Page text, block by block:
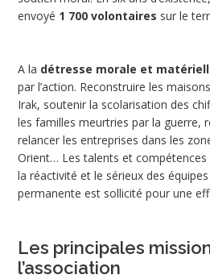
envoyé 1 700 volontaires sur le
A la détresse morale et
par l’action. Reconstruire les
Irak, soutenir la scolarisation des
les familles meurtries par la guerre,
relancer les entreprises dans les
Orient… Les talents et
la réactivité et le sérieux des
permanente est sollicité pour une
Les principales
l’association